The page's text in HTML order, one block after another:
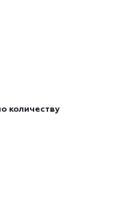
количеству